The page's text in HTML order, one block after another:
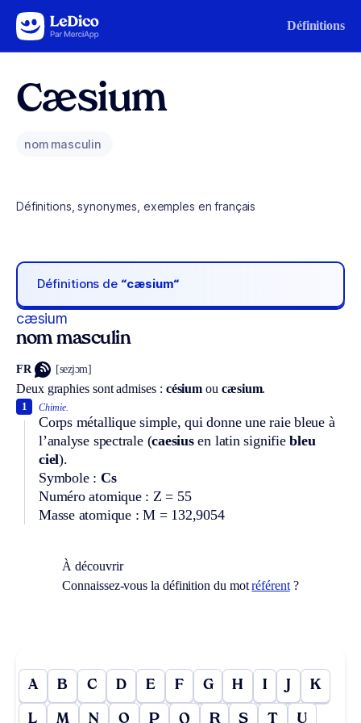
Aller au contenu Définitions
Cæsium
nom masculin
Définitions, synonymes, exemples en français
Définitions de “cæsium“
cæsium
nom masculin
FR [sezjɔm]
Deux graphies sont admises : césium ou cæsium.
Chimie.
Corps métallique simple, qui donne une raie bleue à
l’analyse spectrale (caesiusen latin signifiebleu
ciel).
Symbole : Cs
Numéro atomique : Z = 55
Masse atomique : M = 132,9054
1
À découvrir
Connaissez-vous la définition du motréférent?
A B C D E F G H I J K
L M N O P Q R S T U